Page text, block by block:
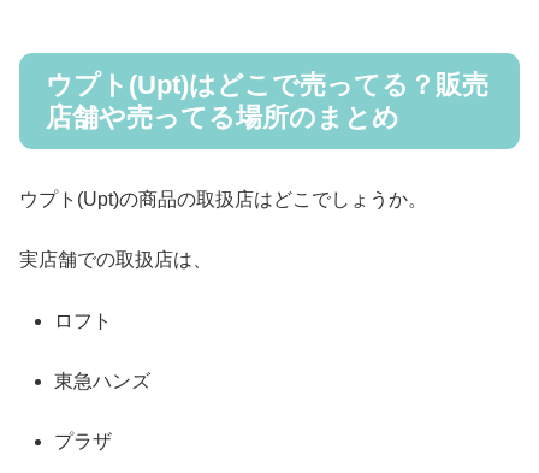
ウプト(Upt)はどこで売ってる？販売
店舗や売ってる場所のまとめ
ウプト(Upt)の商品の取扱店はどこでしょうか。
実店舗での取扱店は、
ロフト
東急ハンズ
プラザ